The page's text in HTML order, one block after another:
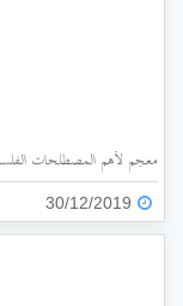
معجم لأهم المصطلحات
30/12/2019